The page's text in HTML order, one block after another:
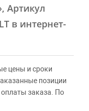
, Артикул
в интернет-
цены и сроки
позиции
заказа. По